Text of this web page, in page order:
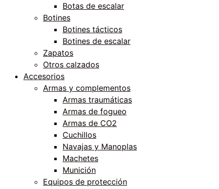
Botas de escalar
Botines
Botines tácticos
Botines de escalar
Zapatos
Otros calzados
Accesorios
Armas y complementos
Armas traumáticas
Armas de fogueo
Armas de CO2
Cuchillos
Navajas y Manoplas
Machetes
Munición
Equipos de protección